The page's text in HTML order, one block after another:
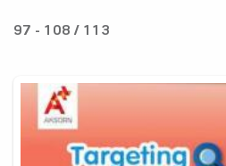
97 - 108 / 113